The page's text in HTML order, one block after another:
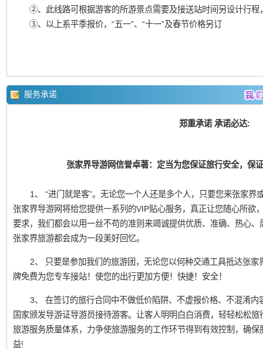
②、此线路可根据游客的所游景点需要及接送站时间另设计行程
③、以上系平季报价，“五一”、“十一”及春节价格另订
服务承诺
郑重承诺 承诺必达:
张家界导游网信誉卓著：定当为您保证旅行安全，保
1、 “进门就是客”。无论您一个人还是多个人，只要您来张家
张家界导游网将给您提供一系列的VIP贴心服务，真正让您随心所欲
要求，我们都会以用一丝不苟的准则来竭诚提供优质、准确、热心
张家界旅游都会成为一段美好回忆。
2、 只要是参加我们的旅游团，无论您以何种交通工具抵达张
牌免费为您专车接站！使您的出行更加方便！快捷！安全！
3、 在签订的旅行合同中不做低价陷阱、不虚报价格、不混淆
国家颁发导游证导游员接待游客。让客人明明白白消费，轻轻松松
旅游服务质量体系，力争使旅游服务的工作环节得到有效控制，确
益!